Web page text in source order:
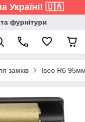
Україні! 🇺🇦
фурнітури
замків Iseo R6